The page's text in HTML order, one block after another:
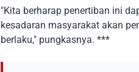
"Kita berharap penertiban ini
kesadaran masyarakat akan
berlaku," pungkasnya. ***